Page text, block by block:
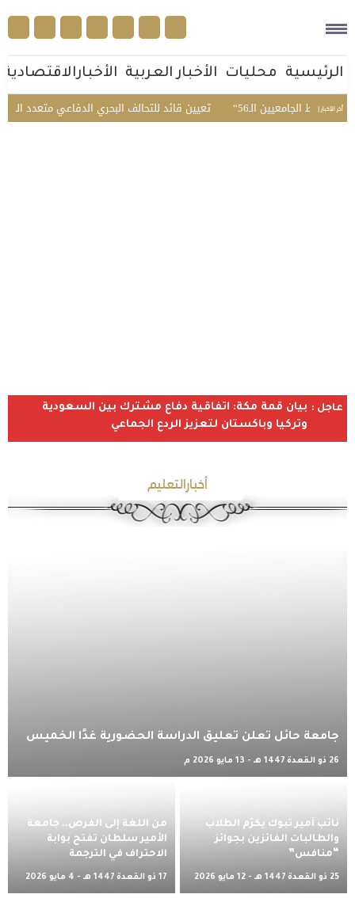
الرئيسية محليات الأخبار العربية الأخبارالاقتصادية
أخر الأخبار | تعيين قائد للتحالف البحري الدفاعي متعدد الجنسيات الـ56
عاجل : بيان قمة مكة: اتفاقية دفاع مشترك بين السعودية
وتركيا وباكستان لتعزيز الردع الجماعي
أخبارالتعليم
جامعة حائل تعلن تعليق الدراسة الحضورية غدًا الخميس
26 ذو القعدة 1447 هـ - 13 مايو 2026 م
نائب أمير تبوك يكرّم الطلاب
والطالبات الفائزين بجوائز
“منافس”
25 ذو القعدة 1447 هـ - 12 مايو 2026
من اللغة إلى الفرص.. جامعة
الأمير سلطان تفتح بوابة
الاحتراف في الترجمة
17 ذو القعدة 1447 هـ - 4 مايو 2026